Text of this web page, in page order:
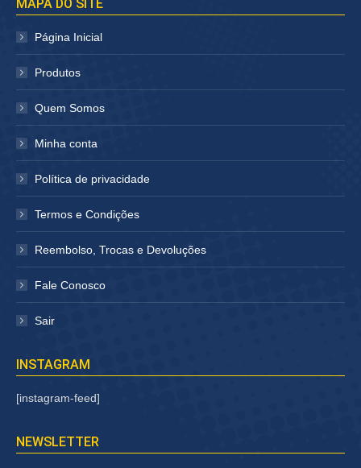
abre
em
janela
abre
janela
MAPA DO SITE
Página Inicial
Produtos
Quem Somos
Minha conta
Política de privacidade
Termos e Condições
Reembolso, Trocas e Devoluções
Fale Conosco
Sair
INSTAGRAM
[instagram-feed]
NEWSLETTER